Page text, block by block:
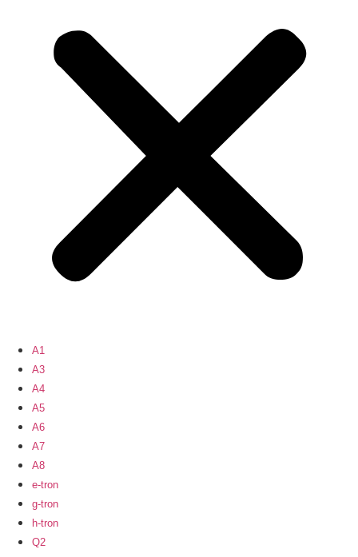
A1
A3
A4
A5
A6
A7
A8
e-tron
g-tron
h-tron
Q2